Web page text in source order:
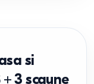
si
3 scaune